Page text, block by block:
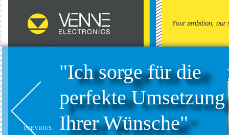
Your ambition, our
"Ich sorge für die
perfekte Umsetzung
Ihrer Wünsche"
PREVIOUS